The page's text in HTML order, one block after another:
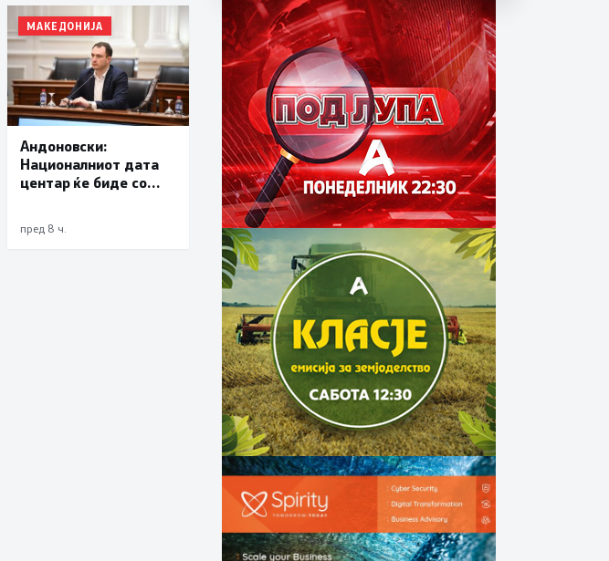
МАКЕДОНИЈА
Андоновски:
Националниот дата
центар ќе биде со
исклучиво за
пред 8 ч.